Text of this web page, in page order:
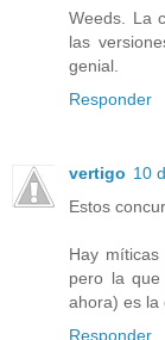
Weeds. La
las
genial.
Responder
vertigo 10
Estos
Hay
pero la
ahora) es la
Responder